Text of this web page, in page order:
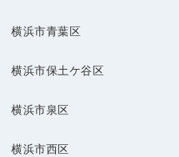
横浜市青葉区
横浜市保土ケ谷区
横浜市泉区
横浜市西区